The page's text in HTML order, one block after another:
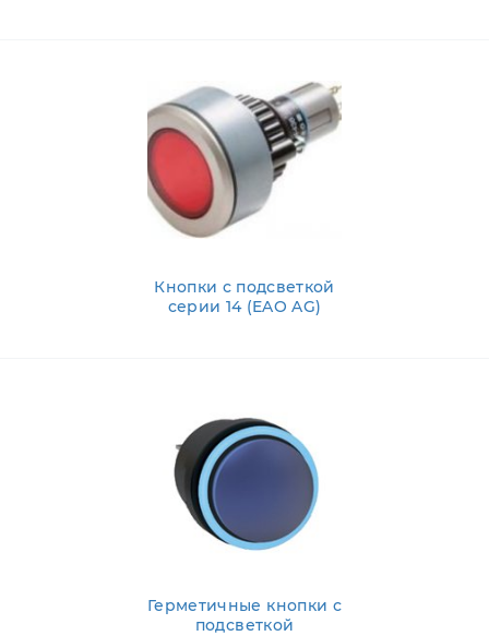
Кнопки с подсветкой
серии 14 (EAO AG)
Герметичные кнопки с
подсветкой